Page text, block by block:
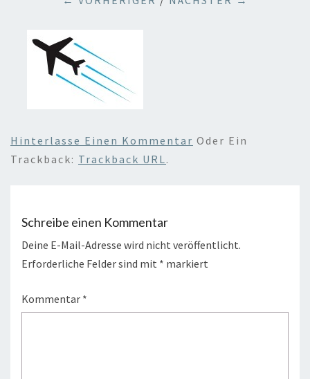
Hinterlasse Einen Kommentar Oder Ein
Trackback: Trackback URL.
Schreibe einen Kommentar
Deine E-Mail-Adresse wird nicht veröffentlicht.
Erforderliche Felder sind mit * markiert
Kommentar *